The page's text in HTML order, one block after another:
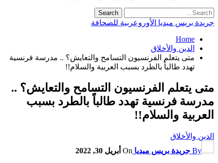
جريدة بريس ميديا الأوروعربية للصحافة
Home
الدين والأخلاق
متى يتعلم الفرنسيون التسامح والتعايش؟ .. مدرسة فرنسية
تهدد طالباً بالطرد بسبب العربية والسلام!!
متى يتعلم الفرنسيون التسامح والتعايش؟ ..
مدرسة فرنسية تهدد طالباً بالطرد بسبب
العربية والسلام!!
الدين والأخلاق
By جريدة بريس ميديا On أبريل 30, 2022